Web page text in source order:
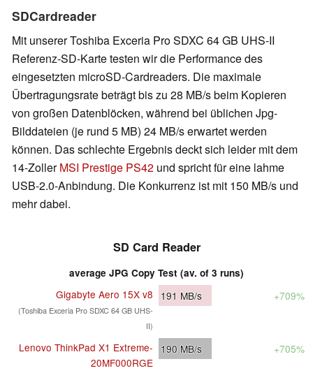
SDCardreader
Mit unserer Toshiba Exceria Pro SDXC 64 GB UHS-II
Referenz-SD-Karte testen wir die Performance des
eingesetzten microSD-Cardreaders. Die maximale
Übertragungsrate beträgt bis zu 28 MB/s beim Kopieren
von großen Datenblöcken, während bei üblichen Jpg-
Bilddateien (je rund 5 MB) 24 MB/s erwartet werden
können. Das schlechte Ergebnis deckt sich leider mit dem
14-ZollerMSI Prestige PS42 und spricht für eine lahme
USB-2.0-Anbindung. Die Konkurrenz ist mit 150 MB/s und
mehr dabei.
SD Card Reader
average JPG Copy Test (av. of 3 runs)
Gigabyte Aero 15X v8
(Toshiba Exceria Pro SDXC 64 GB UHS-
II)
191 MB/s +709%
Lenovo ThinkPad X1 Extreme-
20MF000RGE
190 MB/s +705%